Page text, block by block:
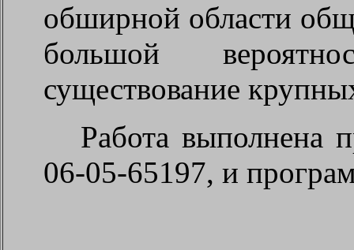
обширной области
большой
существование
Работа выполнена
06-05-65197, и